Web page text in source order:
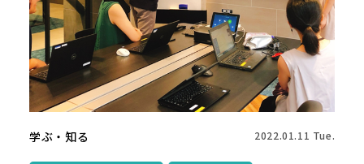
学ぶ・知る 2022.01.11 Tue.